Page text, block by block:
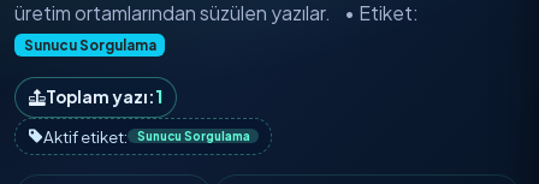
üretim ortamlarından süzülen yazılar. • Etiket:
Sunucu Sorgulama
Toplam yazı:1
Aktif etiket:
Sunucu Sorgulama